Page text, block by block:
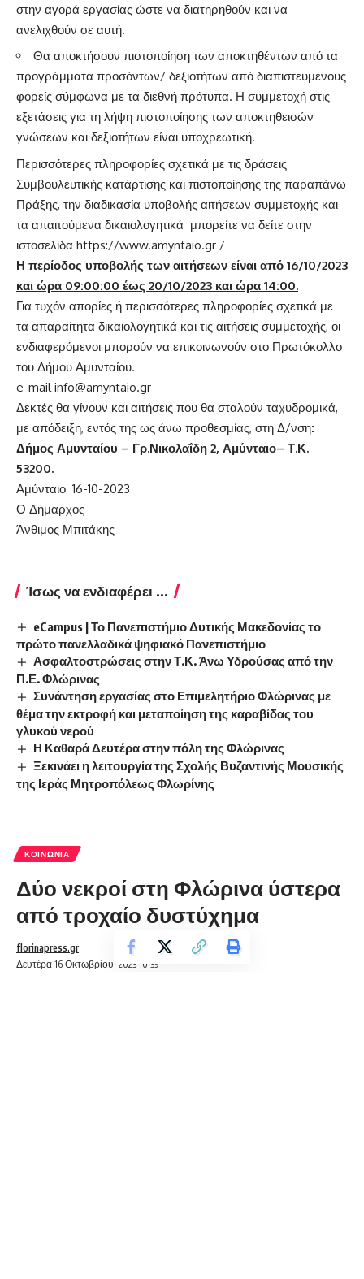
στην αγορά εργασίας ώστε να διατηρηθούν και να
ανελιχθούν σε αυτή.
Θα αποκτήσουν πιστοποίηση των αποκτηθέντων από τα
προγράμματα προσόντων/ δεξιοτήτων από διαπιστευμένους
φορείς σύμφωνα με τα διεθνή πρότυπα. Η συμμετοχή στις
εξετάσεις για τη λήψη πιστοποίησης των αποκτηθεισών
γνώσεων και δεξιοτήτων είναι υποχρεωτική.
Περισσότερες πληροφορίες σχετικά με τις δράσεις
Συμβουλευτικής κατάρτισης και πιστοποίησης της παραπάνω
Πράξης, την διαδικασία υποβολής αιτήσεων συμμετοχής και
τα απαιτούμενα δικαιολογητικά μπορείτε να δείτε στην
ιστοσελίδα https://www.amyntaio.gr /
Η περίοδος υποβολής των αιτήσεων είναι από 16/10/2023
και ώρα 09:00:00 έως 20/10/2023 και ώρα 14:00.
Για τυχόν απορίες ή περισσότερες πληροφορίες σχετικά με
τα απαραίτητα δικαιολογητικά και τις αιτήσεις συμμετοχής, οι
ενδιαφερόμενοι μπορούν να επικοινωνούν στο Πρωτόκολλο
του Δήμου Αμυνταίου.
e-mail info@amyntaio.gr
Δεκτές θα γίνουν και αιτήσεις που θα σταλούν ταχυδρομικά,
με απόδειξη, εντός της ως άνω προθεσμίας, στη Δ/νση:
Δήμος Αμυνταίου – Γρ.Νικολαΐδη 2, Αμύνταιο– Τ.Κ.
53200.
Αμύνταιο 16-10-2023
Ο Δήμαρχος
Άνθιμος Μπιτάκης
Ίσως να ενδιαφέρει ...
eCampus | Το Πανεπιστήμιο Δυτικής Μακεδονίας το
πρώτο πανελλαδικά ψηφιακό Πανεπιστήμιο
Ασφαλτοστρώσεις στην Τ.Κ. Άνω Υδρούσας από την
Π.Ε. Φλώρινας
Συνάντηση εργασίας στο Επιμελητήριο Φλώρινας με
θέμα την εκτροφή και μεταποίηση της καραβίδας του
γλυκού νερού
Η Καθαρά Δευτέρα στην πόλη της Φλώρινας
Ξεκινάει η λειτουργία της Σχολής Βυζαντινής Μουσικής
της Ιεράς Μητροπόλεως Φλωρίνης
ΚΟΙΝΩΝΊΑ
Δύο νεκροί στη Φλώρινα ύστερα
από τροχαίο δυστύχημα
Δευτέρα 16 Οκτωβρίου, 2023 10:39
florinapress.gr